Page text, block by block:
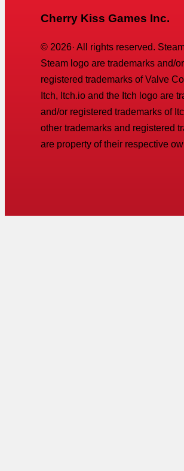
Cherry Kiss Games Inc.
© 2026· All rights reserved.
Steam logo are trademarks and/or
registered trademarks of Valve
Itch, Itch.io and the Itch logo are
and/or registered trademarks of
other trademarks and registered
are property of their respective